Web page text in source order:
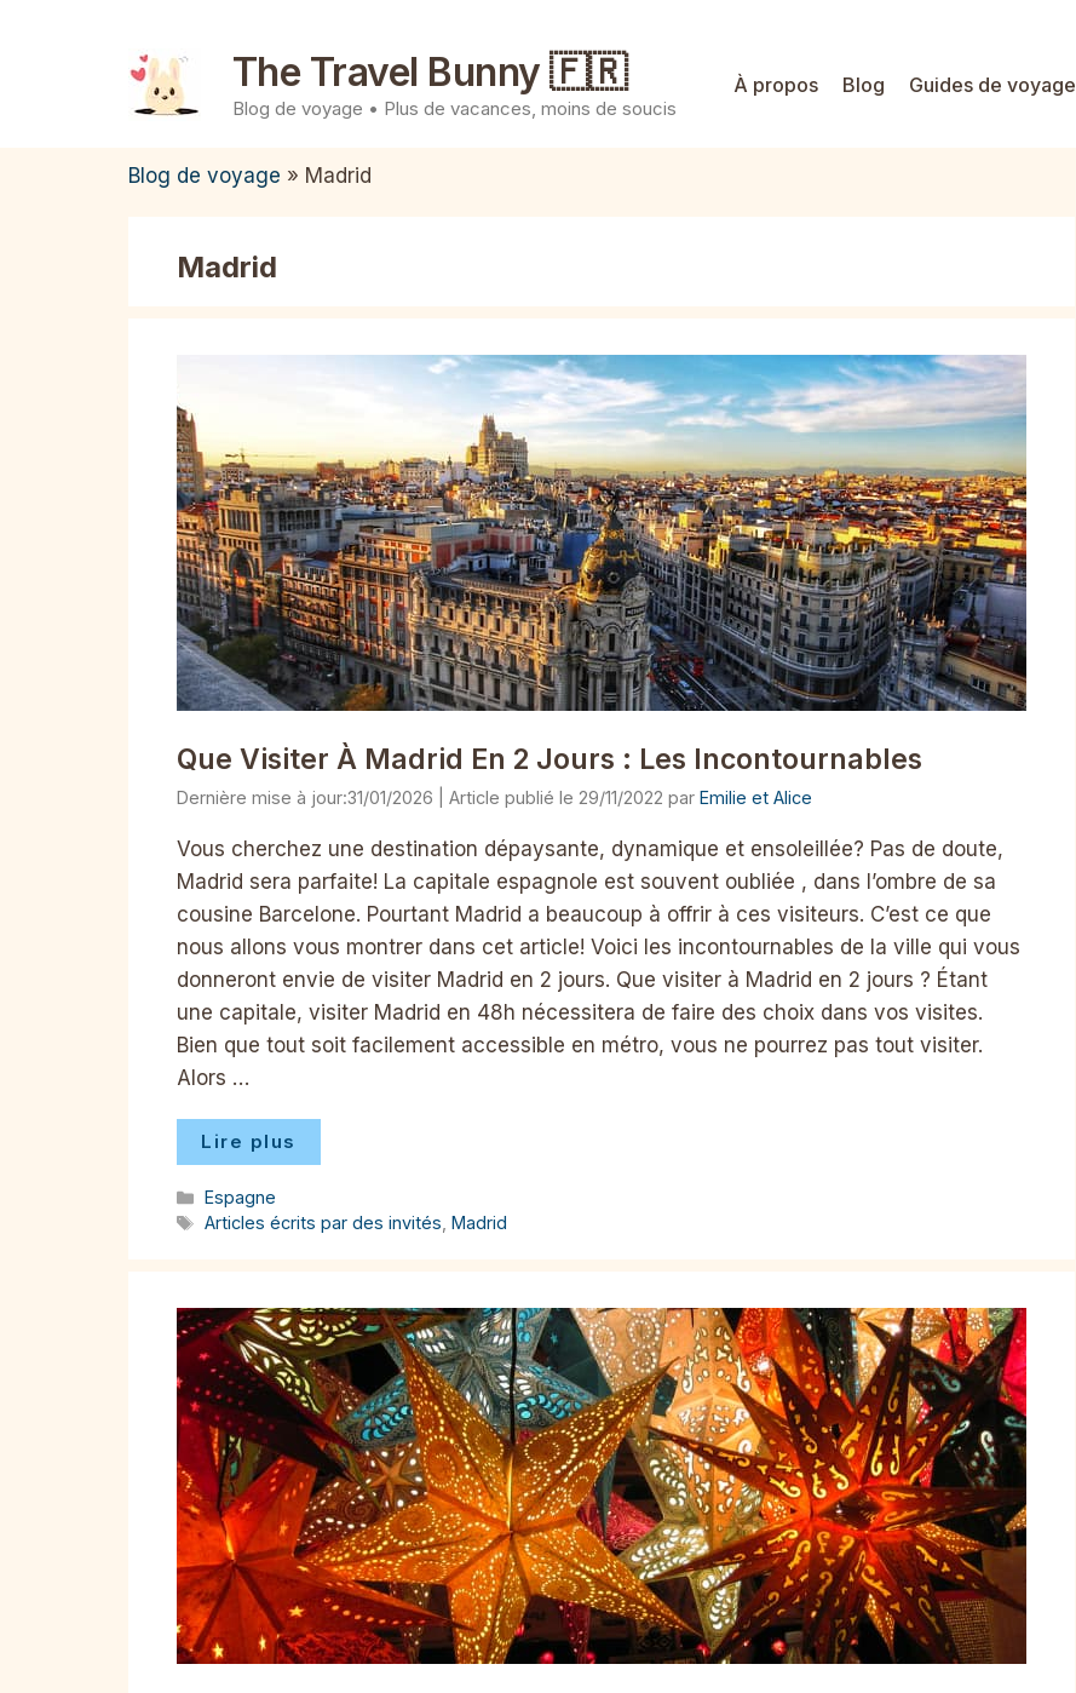
The Travel Bunny 🇫🇷
Blog de voyage • Plus de vacances, moins de soucis
À propos Blog Guides de voyage
Blog de voyage » Madrid
Madrid
Que Visiter À Madrid En 2 Jours : Les Incontournables
31/01/2026 29/11/2022 par Emilie et Alice
Vous cherchez une destination dépaysante, dynamique et ensoleillée? Pas de doute,
Madrid sera parfaite! La capitale espagnole est souvent oubliée , dans l’ombre de sa
cousine Barcelone. Pourtant Madrid a beaucoup à offrir à ces visiteurs. C’est ce que
nous allons vous montrer dans cet article! Voici les incontournables de la ville qui vous
donneront envie de visiter Madrid en 2 jours. Que visiter à Madrid en 2 jours ? Étant
une capitale, visiter Madrid en 48h nécessitera de faire des choix dans vos visites.
Bien que tout soit facilement accessible en métro, vous ne pourrez pas tout visiter.
Alors …
Lire plus
Catégories
Espagne
Étiquettes
Articles écrits par des invités ,Madrid